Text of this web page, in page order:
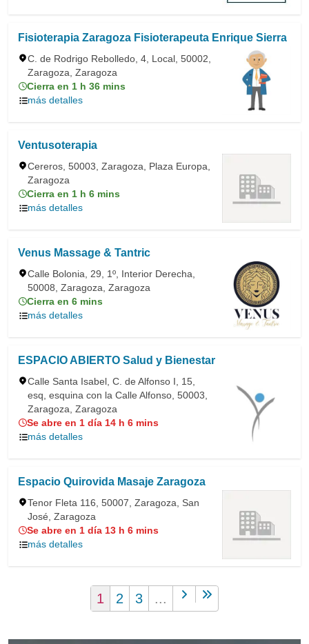
Fisioterapia Zaragoza Fisioterapeuta Enrique Sierra
C. de Rodrigo Rebolledo, 4, Local, 50002,
Zaragoza, Zaragoza
Cierra en 1 h 36 mins
más detalles
Ventusoterapia
Cereros, 50003, Zaragoza, Plaza Europa,
Zaragoza
Cierra en 1 h 6 mins
más detalles
Venus Massage & Tantric
Calle Bolonia, 29, 1º, Interior Derecha,
50008, Zaragoza, Zaragoza
Cierra en 6 mins
más detalles
ESPACIO ABIERTO Salud y Bienestar
Calle Santa Isabel, C. de Alfonso I, 15,
esq, esquina con la Calle Alfonso, 50003,
Zaragoza, Zaragoza
Se abre en 1 día 14 h 6 mins
más detalles
Espacio Quirovida Masaje Zaragoza
Tenor Fleta 116, 50007, Zaragoza, San
José, Zaragoza
Se abre en 1 día 13 h 6 mins
más detalles
1 2 3 ...